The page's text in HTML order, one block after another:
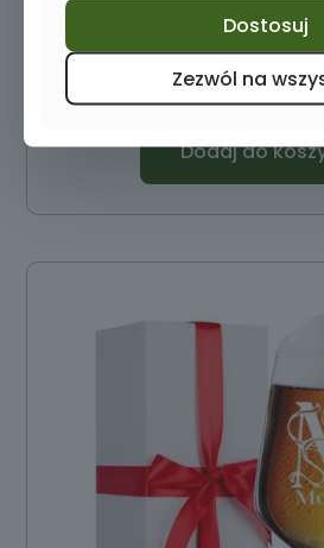
Szklanka do piwa z
35,00zł
Dodaj do
Dostosuj
Zezwól na